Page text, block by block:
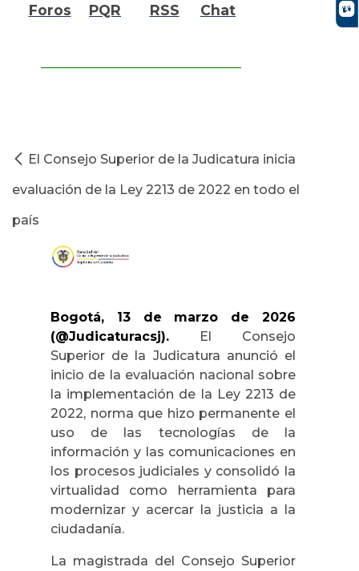
Foros PQR RSS Chat
El Consejo Superior de la Judicatura inicia
evaluación de la Ley 2213 de 2022 en todo el
país
Bogotá, 13 de marzo de 2026
(@Judicaturacsj).
El Consejo
Superior de la Judicatura anunció el
inicio de la evaluación nacional sobre
la implementación de la Ley 2213 de
2022, norma que hizo permanente el
uso de las tecnologías de la
información y las comunicaciones en
los procesos judiciales y consolidó la
virtualidad como herramienta para
modernizar y acercar la justicia a la
ciudadanía.
La magistrada del Consejo Superior